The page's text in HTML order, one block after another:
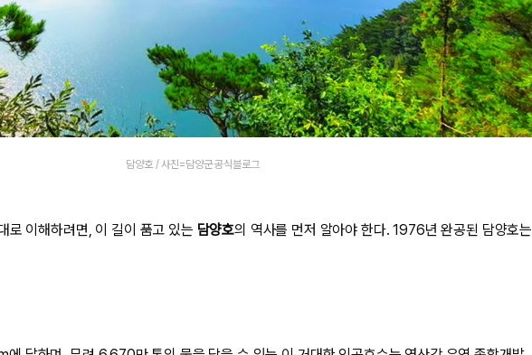
담양호 / 사진=담양군 공식블로그
로 이해하려면, 이 길이 품고 있는 담양호의 역사를 먼저 알아야 한다. 1976년 완공된 담양호는